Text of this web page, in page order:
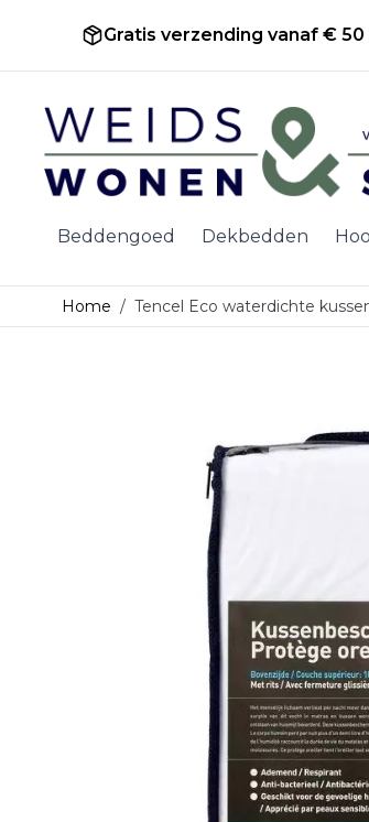
Gratis verzending vanaf € 50
Ga naar de inhoud
Beddengoed Dekbedden
Home / Tencel Eco waterdichte